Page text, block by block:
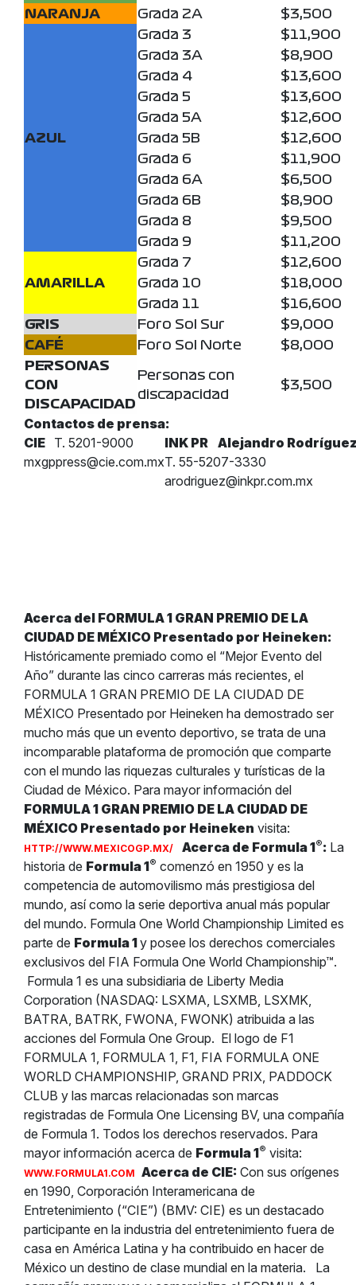
NARANJA Grada 2A $3,500
AZUL
Grada 3
$11,900
Grada 3A
$8,900
Grada 4
$13,600
Grada 5
$13,600
Grada 5A
$12,600
Grada 5B
$12,600
Grada 6
$11,900
Grada 6A
$6,500
Grada 6B
$8,900
Grada 8
$9,500
Grada 9
$11,200
AMARILLA
Grada 7
$12,600
Grada 10
$18,000
Grada 11
$16,600
GRIS
Foro Sol Sur
$9,000
CAFÉ
Foro Sol Norte
$8,000
PERSONAS
CON
DISCAPACIDAD
Personas con
discapacidad
$3,500
Contactos de prensa:
CIE T. 5201-9000
mxgppress@cie.com.mx
INK PR Alejandro
T. 55-5207-3330
arodriguez@inkpr.com.mx
Acerca del FORMULA 1 GRAN PREMIO DE LA
CIUDAD DE MÉXICO Presentado por Heineken:
Históricamente premiado como el “Mejor Evento del
Año” durante las cinco carreras más recientes, el
FORMULA 1 GRAN PREMIO DE LA CIUDAD DE
MÉXICO Presentado por Heineken ha demostrado ser
mucho más que un evento deportivo, se trata de una
incomparable plataforma de promoción que comparte
con el mundo las riquezas culturales y turísticas de la
Ciudad de México. Para mayor información del
FORMULA 1 GRAN PREMIO DE LA CIUDAD DE
MÉXICO Presentado por Heineken visita:
HTTP://WWW.MEXICOGP.MX/ Acerca de Formula 1®: La
historia de Formula 1® comenzó en 1950 y es la
competencia de automovilismo más prestigiosa del
mundo, así como la serie deportiva anual más popular
del mundo. Formula One World Championship Limited es
parte de Formula 1y posee los derechos comerciales
exclusivos del FIA Formula One World Championship™.
Formula 1 es una subsidiaria de Liberty Media
Corporation (NASDAQ: LSXMA, LSXMB, LSXMK,
BATRA, BATRK, FWONA, FWONK) atribuida a las
acciones del Formula One Group. El logo de F1
FORMULA 1, FORMULA 1, F1, FIA FORMULA ONE
WORLD CHAMPIONSHIP, GRAND PRIX, PADDOCK
CLUB y las marcas relacionadas son marcas
registradas de Formula One Licensing BV, una compañía
de Formula 1. Todos los derechos reservados. Para
mayor información acerca de Formula 1® visita:
WWW.FORMULA1.COM Acerca de CIE: Con sus orígenes
en 1990, Corporación Interamericana de
Entretenimiento (“CIE”) (BMV: CIE) es un destacado
participante en la industria del entretenimiento fuera de
casa en América Latina y ha contribuido en hacer de
México un destino de clase mundial en la materia.
La